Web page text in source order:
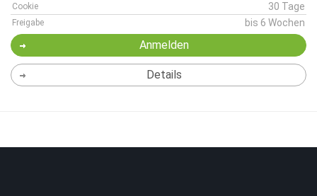
Cookie 30 Tage
Freigabe bis 6 Wochen
Anmelden
Details